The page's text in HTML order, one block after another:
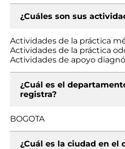
¿Cuáles son sus
Actividades de la práctica
Actividades de la práctica
Actividades de apoyo
¿Cuál es el
registra?
BOGOTA
¿Cuál es la ciudad en el